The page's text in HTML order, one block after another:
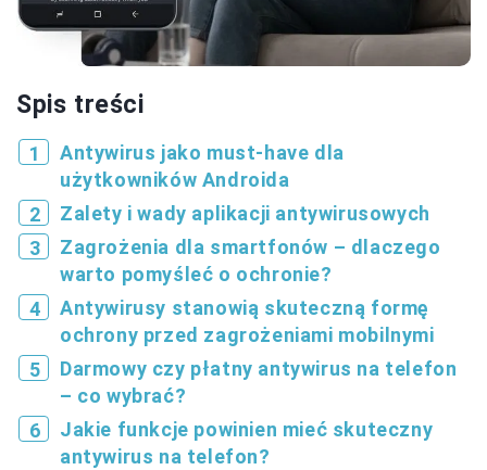
Spis treści
Antywirus jako must-have dla
użytkowników Androida
Zalety i wady aplikacji antywirusowych
Zagrożenia dla smartfonów – dlaczego
warto pomyśleć o ochronie?
Antywirusy stanowią skuteczną formę
ochrony przed zagrożeniami mobilnymi
Darmowy czy płatny antywirus na telefon
– co wybrać?
Jakie funkcje powinien mieć skuteczny
antywirus na telefon?